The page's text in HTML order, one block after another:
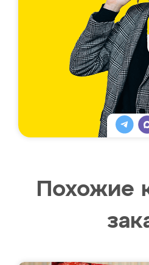
Похожие